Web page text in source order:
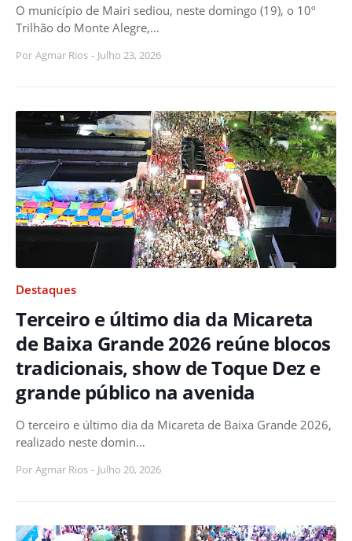
O município de Mairi sediou, neste domingo (19), o 10º
Trilhão do Monte Alegre,…
Por Agmar Rios - Julho 23, 2026
Destaques
Terceiro e último dia da Micareta
de Baixa Grande 2026 reúne blocos
tradicionais, show de Toque Dez e
grande público na avenida
O terceiro e último dia da Micareta de Baixa Grande 2026,
realizado neste domin…
Por Agmar Rios - Julho 20, 2026